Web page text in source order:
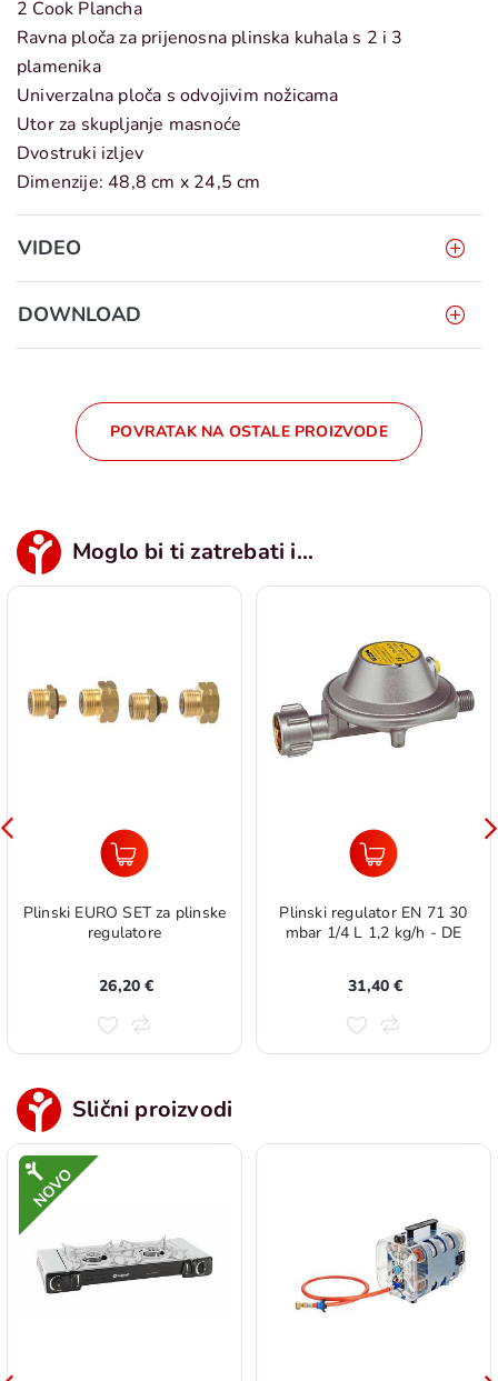
2 Cook Plancha
Ravna ploča za prijenosna plinska kuhala s 2 i 3
plamenika
Univerzalna ploča s odvojivim nožicama
Utor za skupljanje masnoće
Dvostruki izljev
Dimenzije: 48,8 cm x 24,5 cm
VIDEO
DOWNLOAD
POVRATAK NA OSTALE PROIZVODE
Moglo bi ti zatrebati i...
Plinski EURO SET za plinske
regulatore
26,20 €
Plinski regulator EN 71 30
mbar 1/4 L 1,2 kg/h - DE
31,40 €
Slični proizvodi